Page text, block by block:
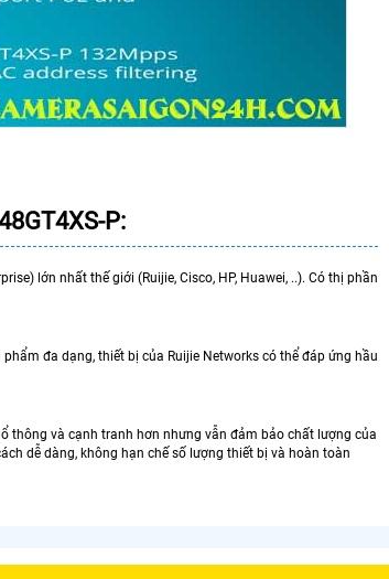
P:
lớn nhất thế giới (Ruijie, Cisco, HP, Huawei, ..). Có thị phần
đa dạng, thiết bị của Ruijie Networks có thể đáp ứng hầu
thông và cạnh tranh hơn nhưng vẫn đảm bảo chất lượng của
dễ dàng, không hạn chế số lượng thiết bị và hoàn toàn